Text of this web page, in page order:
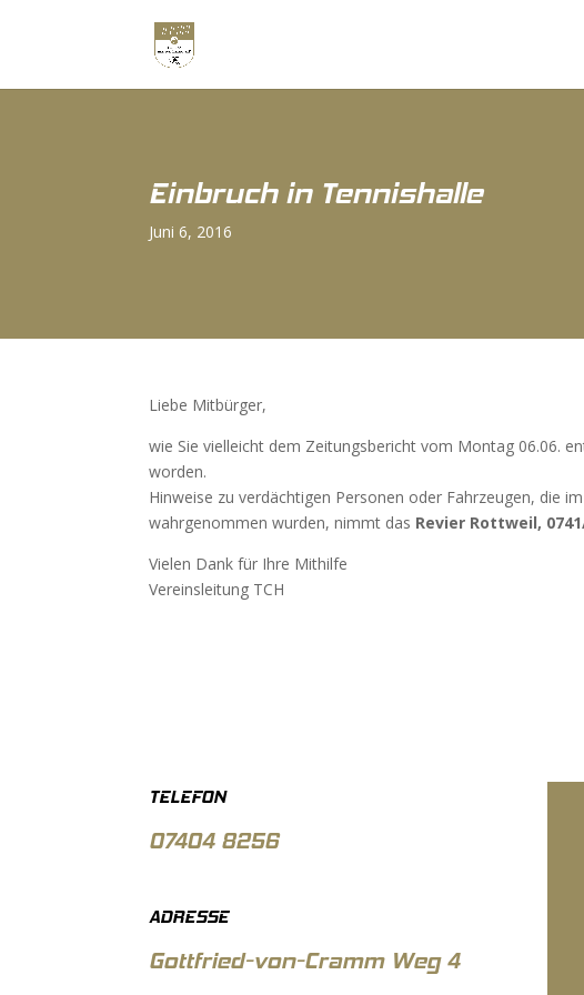
Einbruch in Tennishalle
Juni 6, 2016
Liebe Mitbürger,
wie Sie vielleicht dem Zeitungsbericht vom Montag 06.06.
worden.
Hinweise zu verdächtigen Personen oder Fahrzeugen, die
wahrgenommen wurden, nimmt das Revier Rottweil,
Vielen Dank für Ihre Mithilfe
Vereinsleitung TCH
TELEFON
07404 8256
ADRESSE
Gottfried-von-Cramm Weg 4